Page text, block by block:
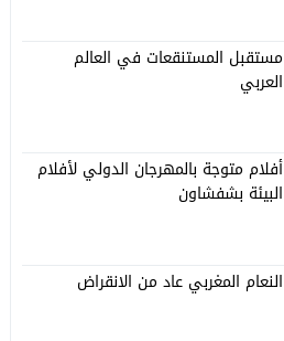
مستقبل المستنقعات في العالم
العربي
أفلام متوجة بالمهرجان الدولي لأفلام
البيئة بشفشاون
النعام المغربي عاد من الانقراض